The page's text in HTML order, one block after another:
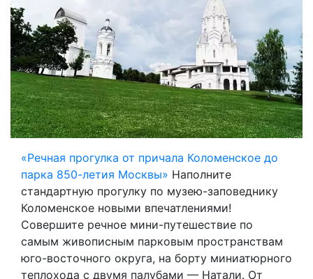
«Речная прогулка от причала Коломенское до
парка 850-летия Москвы» Наполните
стандартную прогулку по музею-заповеднику
Коломенское новыми впечатлениями!
Совершите речное мини-путешествие по
самым живописным парковым пространствам
юго-восточного округа, на борту миниатюрного
теплохода с двумя палубами — Натали. От